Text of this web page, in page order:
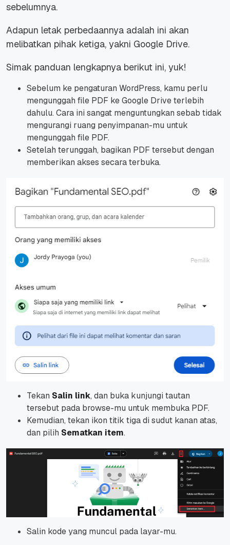
sebelumnya.
Adapun letak perbedaannya adalah ini akan
melibatkan pihak ketiga, yakni Google Drive.
Simak panduan lengkapnya berikut ini, yuk!
Sebelum ke pengaturan WordPress, kamu perlu
mengunggah file PDF ke Google Drive terlebih
dahulu. Cara ini sangat menguntungkan sebab tidak
mengurangi ruang penyimpanan-mu untuk
mengunggah file PDF.
Setelah terunggah, bagikan PDF tersebut dengan
memberikan akses secara terbuka.
Tekan Salin link, dan buka kunjungi tautan
tersebut pada browse-mu untuk membuka PDF.
Kemudian, tekan ikon titik tiga di sudut kanan atas,
dan pilih Sematkan item.
Salin kode yang muncul pada layar-mu.